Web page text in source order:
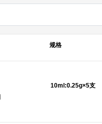
规格
10ml:0.25g×5支